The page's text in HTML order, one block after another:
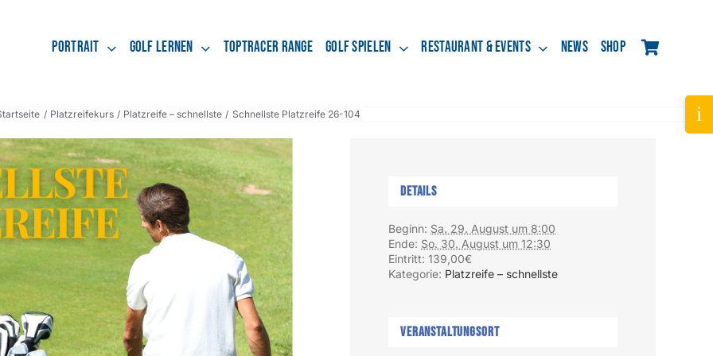
Portrait Golf lernen Toptracer Range Golf spielen Restaurant & Events News Shop
Platzreifekurs Platzreife – schnellste Schnellste Platzreife 26-104
Details
Beginn: Sa. 29. August um 8:00
Ende: So. 30. August um 12:30
Eintritt: 139,00€
Kategorie: Platzreife – schnellste
Veranstaltungsort